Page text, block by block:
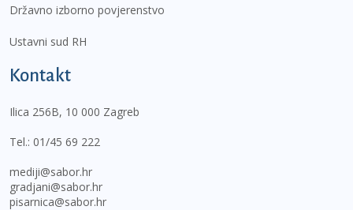
Državno izborno povjerenstvo
Ustavni sud RH
Kontakt
Ilica 256B, 10 000 Zagreb
Tel.: 01/45 69 222
mediji@sabor.hr
gradjani@sabor.hr
pisarnica@sabor.hr